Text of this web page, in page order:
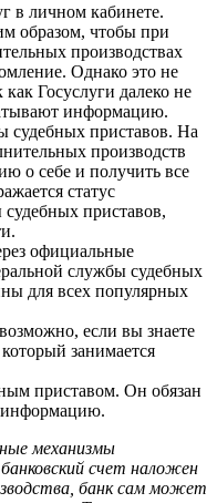
в личном кабинете.
образом, чтобы при
производствах
Однако это не
Госуслуги далеко не
информацию.
судебных приставов. На
производств
о себе и получить все
статус
судебных приставов,
официальные
службы судебных
для всех популярных
если вы знаете
занимается
приставом. Он обязан
информацию.
механизмы
счет наложен
банк сам может